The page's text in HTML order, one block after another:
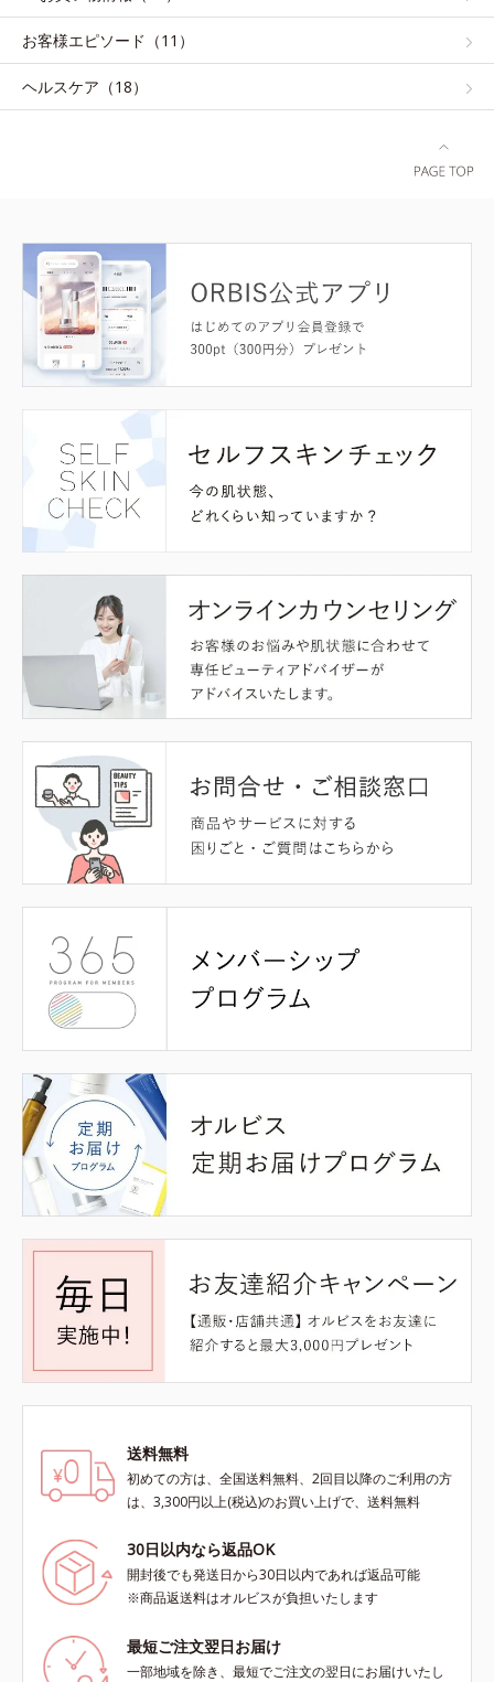
お客様エピソード（11）
ヘルスケア（18）
送料無料
初めての方は、全国送料無料、2回目以降のご利用の方
は、3,300円以上(税込)のお買い上げで、送料無料
30日以内なら返品OK
開封後でも発送日から30日以内であれば返品可能
※商品返送料はオルビスが負担いたします
最短ご注文翌日お届け
一部地域を除き、最短でご注文の翌日にお届けいたし